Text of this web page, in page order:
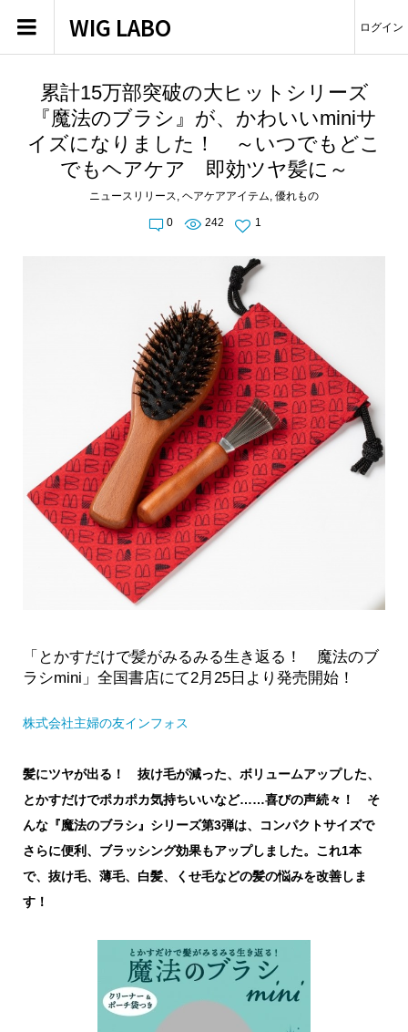
WIG LABO ログイン
累計15万部突破の大ヒットシリーズ
『魔法のブラシ』が、かわいいminiサ
イズになりました！ ～いつでもどこ
でもヘアケア 即効ツヤ髪に～
ニュースリリース, ヘアケアアイテム, 優れもの
0 242 1
「とかすだけで髪がみるみる生き返る！ 魔法のブ
ラシmini」全国書店にて2月25日より発売開始！
株式会社主婦の友インフォス
髪にツヤが出る！ 抜け毛が減った、ボリュームアップした、
とかすだけでポカポカ気持ちいいなど……喜びの声続々！ そ
んな『魔法のブラシ』シリーズ第3弾は、コンパクトサイズで
さらに便利、ブラッシング効果もアップしました。これ1本
で、抜け毛、薄毛、白髪、くせ毛などの髪の悩みを改善しま
す！